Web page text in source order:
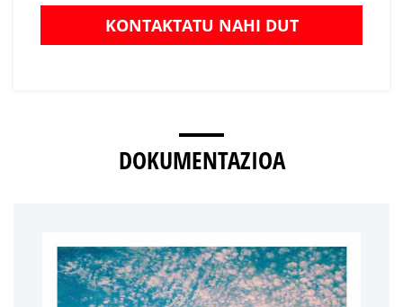
KONTAKTATU NAHI DUT
DOKUMENTAZIOA